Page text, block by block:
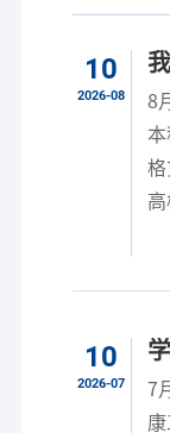
10
2026-08
8
格
高
10
2026-07
言
7